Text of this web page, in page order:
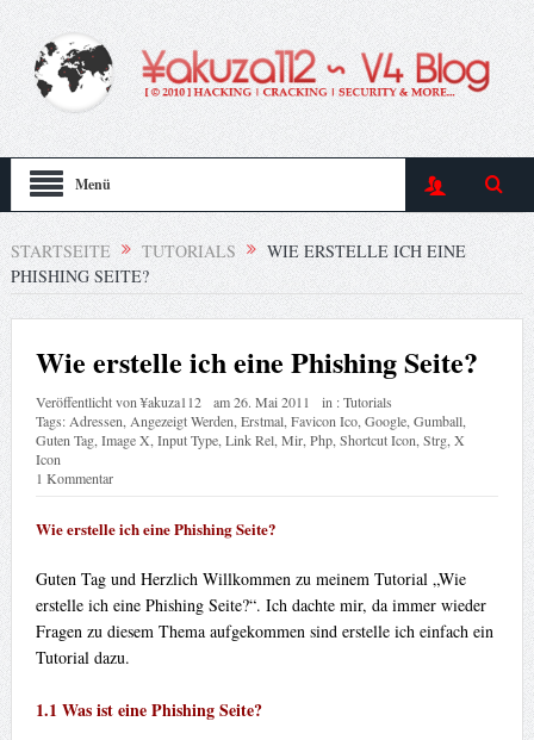
Menü
STARTSEITE TUTORIALS
WIE ERSTELLE ICH EINE
PHISHING SEITE?
Wie erstelle ich eine Phishing Seite?
Veröffentlicht von¥akuza112 am26. Mai 2011 in :Tutorials
Tags: Adressen Angezeigt Werden Erstmal, Favicon Ico, Google, Gumball,
Guten Tag, Image X Input Type, Link Rel, Mir, Php, Shortcut Icon Strg, X
Icon
1 Kommentar
Wie erstelle ich eine Phishing Seite?
Guten Tag und Herzlich Willkommen zu meinem Tutorial „Wie
erstelle ich eine Phishing Seite?“. Ich dachte mir, da immer wieder
Fragen zu diesem Thema aufgekommen sind erstelle ich einfach ein
Tutorial dazu.
1.1 Was ist eine Phishing Seite?